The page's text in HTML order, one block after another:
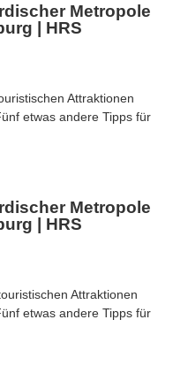
Metropole
| HRS
Attraktionen
etwas andere Tipps für
Metropole
| HRS
Attraktionen
etwas andere Tipps für